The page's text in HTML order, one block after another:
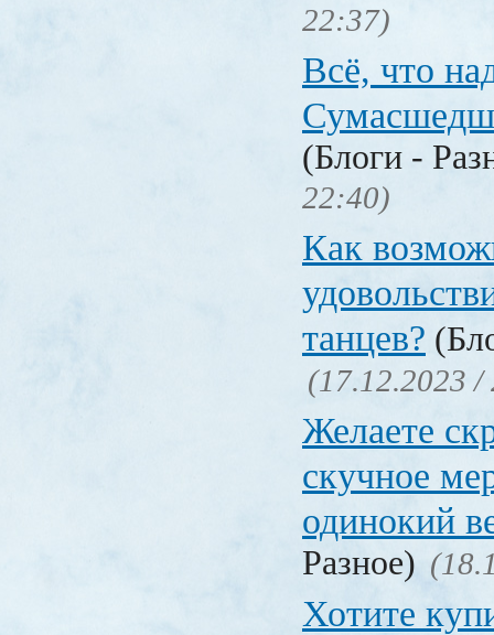
22:37)
Всё, что
(Блоги -
22:40)
Как
танцев?
(17.12.2023 /
Желаете
скучное
одинокий
Разное)
Хотите